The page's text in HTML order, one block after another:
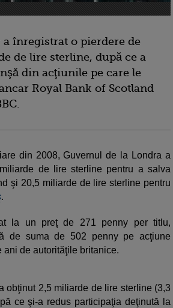
înregistrat o pierdere de
de lire sterline, după ce a
din acţiunile pe care le
Royal Bank of Scotland
din 2008, Guvernul de la Londra a
de lire sterline pentru a salva
şi 20,5 miliarde de lire sterline pentru
.
la un preţ de 271 penny per titlu,
de suma de 502 penny pe acţiune
ani de autorităţile britanice.
obţinut 2,5 miliarde de lire sterline (3,3
ce şi-a redus participaţia deţinută la